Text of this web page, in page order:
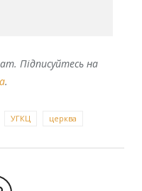
Підписуйтесь на
.
УГКЦ церква